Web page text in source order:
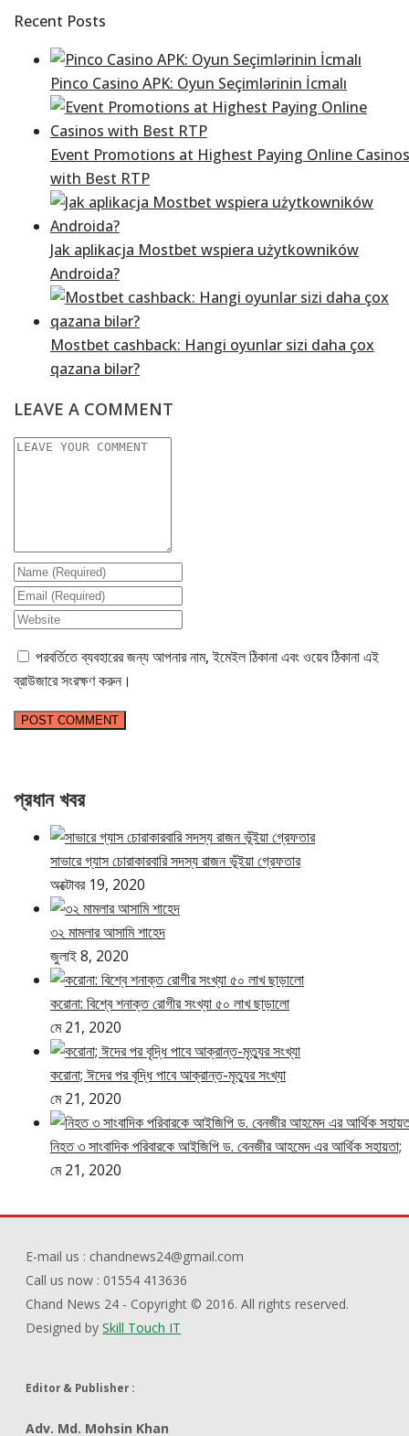
Recent Posts
Pinco Casino APK: Oyun Seçimlərinin İcmalı
Event Promotions at Highest Paying Online Casinos
with Best RTP
Jak aplikacja Mostbet wspiera użytkowników
Androida?
Mostbet cashback: Hangi oyunlar sizi daha çox
qazana bilər?
LEAVE A COMMENT
পরবর্তিতে ব্যবহারের জন্য আপনার নাম, ইমেইল ঠিকানা এবং ওয়েব ঠিকানা এই
ব্রাউজারে সংরক্ষণ করুন।
প্রধান খবর
সাভারে গ্যাস চোরাকারবারি সদস্য রাজন ভূঁইয়া গ্রেফতার
অক্টোবর 19, 2020
৩২ মামলার আসামি শাহেদ
জুলাই 8, 2020
করোনা: বিশ্বে শনাক্ত রোগীর সংখ্যা ৫০ লাখ ছাড়ালো
মে 21, 2020
করোনা; ঈদের পর বৃদ্ধি পাবে আক্রান্ত-মৃত্যুর সংখ্যা
মে 21, 2020
নিহত ৩ সাংবাদিক পরিবারকে আইজিপি ড. বেনজীর আহমেদ এর আর্থিক সহায়তা;
মে 21, 2020
E-mail us : chandnews24@gmail.com
Call us now : 01554 413636
Chand News 24 - Copyright © 2016. All rights reserved.
Designed bySkill Touch IT
Editor & Publisher :
Adv. Md. Mohsin Khan